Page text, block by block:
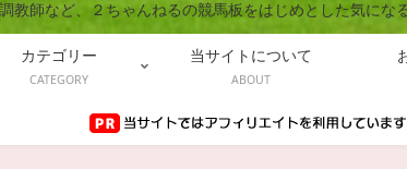
教師など、２ちゃんねるの競馬板をはじめとした気にな
カテゴリー
CATEGORY
当サイトについて
ABOUT